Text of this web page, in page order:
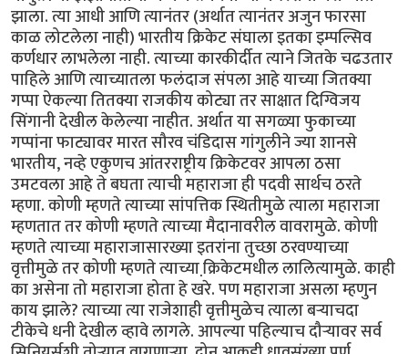
झाला. त्या आधी आणि त्यानंतर (अर्थात त्यानंतर अजुन फारसा
काळ लोटलेला नाही) भारतीय क्रिकेट संघाला इतका इम्पल्सिव
कर्णधार लाभलेला नाही. त्याच्या कारकीर्दीत त्याने जितके चढउतार
पाहिले आणि त्याच्यातला फलंदाज संपला आहे याच्या जितक्या
गप्पा ऐकल्या तितक्या राजकीय कोट्या तर साक्षात दिग्विजय
सिंगानी देखील केलेल्या नाहीत. अर्थात या सगळ्या फुकाच्या
गप्पांना फाट्यावर मारत सौरव चंडिदास गांगुलीने ज्या शानसे
भारतीय, नव्हे एकुणच आंतरराष्ट्रीय क्रिकेटवर आपला ठसा
उमटवला आहे ते बघता त्याची महाराजा ही पदवी सार्थच ठरते
म्हणा. कोणी म्हणते त्याच्या सांपत्तिक स्थितीमुळे त्याला महाराजा
म्हणतात तर कोणी म्हणते त्याच्या मैदानावरील वावरामुळे. कोणी
म्हणते त्याच्या महाराजासारख्या इतरांना तुच्छा ठरवण्याच्या
वृत्तीमुळे तर कोणी म्हणते त्याच्या क्रि़केटमधील लालित्यामुळे. काही
का असेना तो महाराजा होता हे खरे. पण महाराजा असला म्हणुन
काय झाले? त्याच्या त्या राजेशाही वृत्तीमुळेच त्याला बर्‍याचदा
टीकेचे धनी देखील व्हावे लागले. आपल्या पहिल्याच दौर्‍यावर सर्व